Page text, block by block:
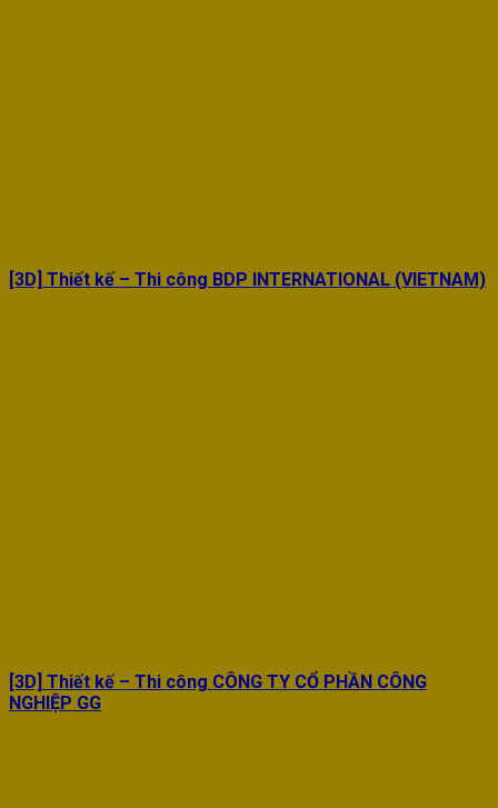
[3D] Thiết kế – Thi công BDP INTERNATIONAL (VIETNAM)
[3D] Thiết kế – Thi công CÔNG TY CỔ PHẦN CÔNG
NGHIỆP GG